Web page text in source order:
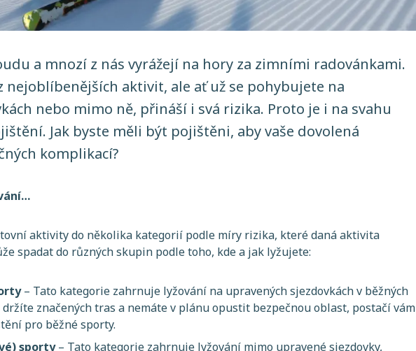
a mnozí z nás vyrážejí na hory za zimními radovánkami.
nejoblíbenějších aktivit, ale ať už se pohybujete na
nebo mimo ně, přináší i svá rizika. Proto je i na svahu
Jak byste měli být pojištěni, aby vaše dovolená
komplikací?
aktivity do několika kategorií podle míry rizika, které daná aktivita
spadat do různých skupin podle toho, kde a jak lyžujete:
– Tato kategorie zahrnuje lyžování na upravených sjezdovkách v běžných
držíte značených tras a nemáte v plánu opustit bezpečnou oblast, postačí vám
pro běžné sporty.
sporty– Tato kategorie zahrnuje lyžování mimo upravené sjezdovky,